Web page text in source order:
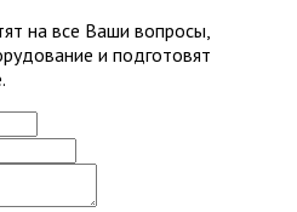
на все Ваши вопросы,
и подготовят